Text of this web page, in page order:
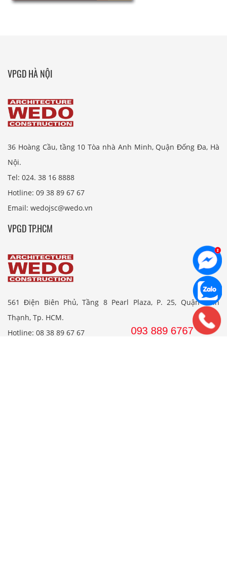
VPGD HÀ NỘI
36 Hoàng Cầu, tầng 10 Tòa nhà Anh Minh, Quận Đống Đa, Hà
Nội.
Tel: 024. 38 16 8888
Hotline: 09 38 89 67 67
Email: wedojsc@wedo.vn
VPGD TP.HCM
561 Điện Biên Phủ, Tầng 8 Pearl Plaza, P. 25, Quận Bình
Thạnh, Tp. HCM.
Hotline: 08 38 89 67 67